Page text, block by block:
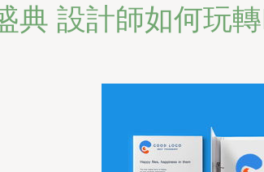
典 設計師如何玩